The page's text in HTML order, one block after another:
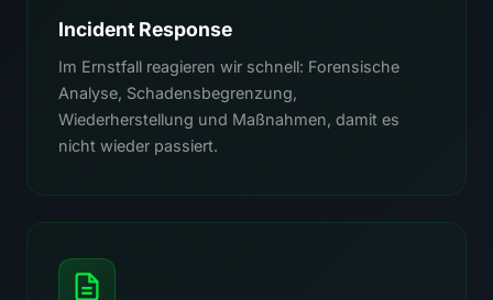
Incident Response
Im Ernstfall reagieren wir schnell: Forensische
Analyse, Schadensbegrenzung,
Wiederherstellung und Maßnahmen, damit es
nicht wieder passiert.